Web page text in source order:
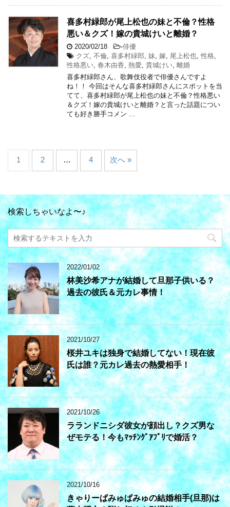
喜多村緑郎が尾上松也の妹と不倫？性格
悪い＆クズ！嫁の貴城けいと離婚？
2020/02/18 -俳優
クズ 不倫 喜多村緑郎 妹 嫁 尾上松也 性格
性格悪い 春木由香 熱愛 貴城けい 離婚
喜多村緑郎さん、歌舞伎役者で俳優さんですよ
ね！！ 今回はそんな喜多村緑郎さんにスポットを当
てて、喜多村緑郎が尾上松也の妹と不倫？性格悪い
＆クズ！嫁の貴城けいと離婚？と言った話題につい
ても好き勝手コメン …
1 2 … 4 次へ »
検索しちゃいなよ〜♪
2022/01/02
林美沙希アナが結婚して旦那子供いる？
過去の彼氏＆元カレ事情！
2021/10/27
桜井ユキは独身で結婚してない！現在彼
氏は誰？元カレ過去の熱愛相手！
2021/10/26
ラランドニシダ彼女が顔出し？クズ男な
ぜモテる！今もﾏｯﾁﾝｸﾞｱﾌﾟﾘで婚活？
2021/10/16
きゃりーぱみゅぱみゅの結婚相手(旦那)は